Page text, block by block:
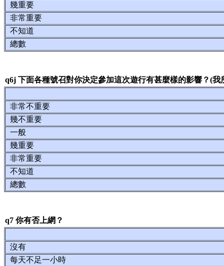
幾重要
非常重要
不知道
總數
q6j 下面各種號召對你決定參加這次遊行有甚麼樣的影響？(我
非常不重要
幾不重要
一般
幾重要
非常重要
不知道
總數
q7 你有否上網？
沒有
每天不足一小時